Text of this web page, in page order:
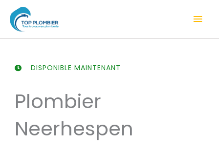
contenu
DISPONIBLE MAINTENANT
Plombier
Neerhespen